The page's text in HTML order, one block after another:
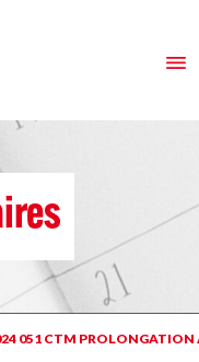
051 CTM PROLONGATION